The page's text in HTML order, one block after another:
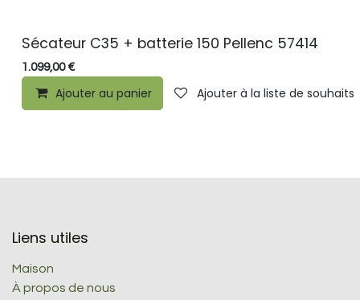
Sécateur C35 + batterie 150 Pellenc 57414
1.099,00€
Ajouter au panier Ajouter à la liste de souhaits
Liens utiles
Maison
À propos de nous